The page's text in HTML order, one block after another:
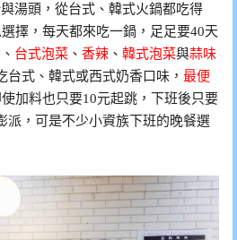
湯頭，從台式、韓式火鍋都吃得
擇，每天都來吃一鍋，足足要40天
、 台式泡菜 、 香辣 、 韓式泡菜與蒜味
台式、韓式或西式奶香口味， 最便
使加料也只要10元起跳，下班後只要
派，可是不少小資族下班的晚餐選